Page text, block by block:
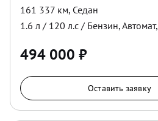
161 337 км, Седан
1.6 л / 120 л.с / Бензин,Автомат,
494 000 ₽
Оставить заявку